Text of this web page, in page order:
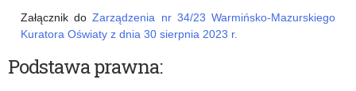
Załącznik doZarządzenia nr 34/23 Warmińsko-Mazurskiego
Kuratora Oświaty z dnia 30 sierpnia 2023 r.
Podstawa prawna:
30